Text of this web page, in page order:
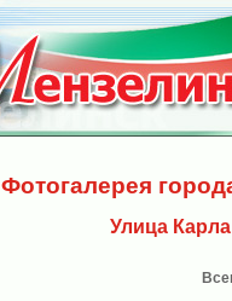
Фотогалерея
Улица